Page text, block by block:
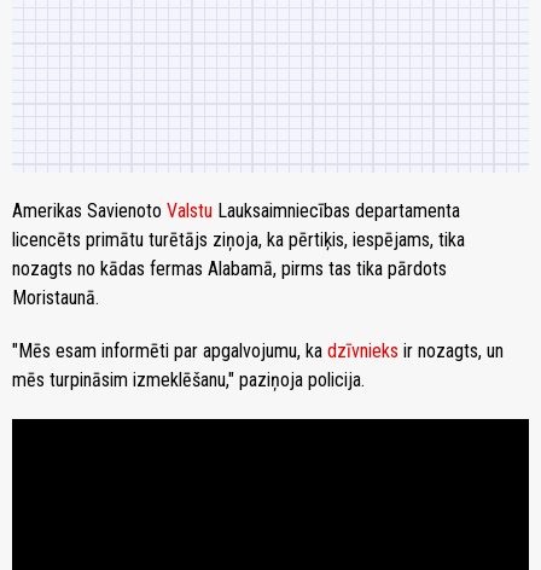
Amerikas Savienoto Valstu Lauksaimniecības departamenta
licencēts primātu turētājs ziņoja, ka pērtiķis, iespējams, tika
nozagts no kādas fermas Alabamā, pirms tas tika pārdots
Moristaunā.
"Mēs esam informēti par apgalvojumu, ka dzīvnieks ir nozagts, un
mēs turpināsim izmeklēšanu," paziņoja policija.